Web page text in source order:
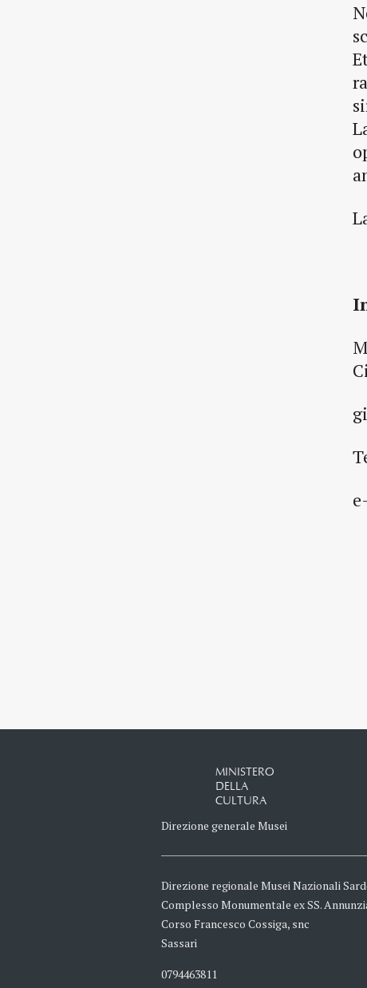
MINISTERO
DELLA
CULTURA
Direzione generale Musei
Direzione regionale Musei Nazionali
Complesso Monumentale ex SS.
Corso Francesco Cossiga, snc
Sassari
0794463811